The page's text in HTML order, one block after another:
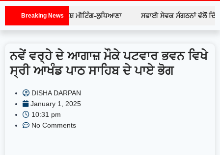
Breaking News
ਮੈਂਬਰਾਂ ਨਾਲ ਵਿਸ਼ੇਸ਼ ਮੀਟਿੰਗ-ਲੁਧਿਆਣਾ ਸਫਾਈ ਸੇਵਕ ਸੰਗਠਨਾਂ ਵੱਲੋਂ ਦਿੱਤੇ ਗਏ
ਨਵੇਂ ਵਰ੍ਹੇ ਦੇ ਆਗਾਜ਼ ਮੌਕੇ ਪਟਵਾਰ ਭਵਨ ਵਿਖੇ
ਸ੍ਰੀ ਆਖੰਡ ਪਾਠ ਸਾਹਿਬ ਦੇ ਪਾਏ ਭੋਗ
DISHA DARPAN
January 1, 2025
10:31 pm
No Comments